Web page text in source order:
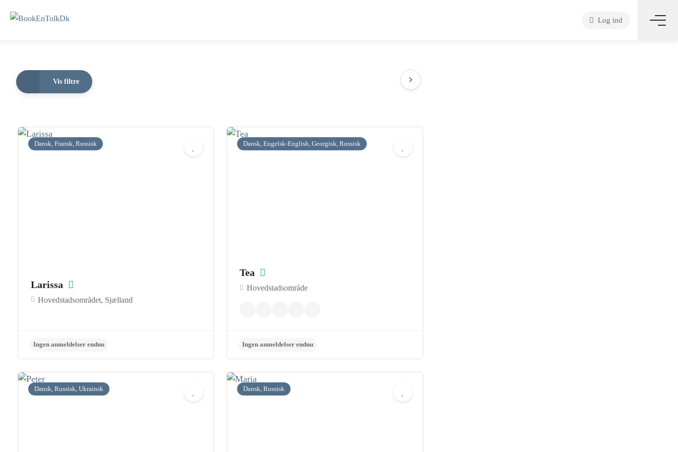
Log ind
Vis filtre
Dansk, Fransk, Russisk
Larissa
Hovedstadsområdet, Sjælland
Ingen anmeldelser endnu
Dansk, Engelsk-English, Georgisk, Russisk
Tea
Hovedstadsområde
Ingen anmeldelser endnu
Dansk, Russisk, Ukrainsk Dansk, Russisk